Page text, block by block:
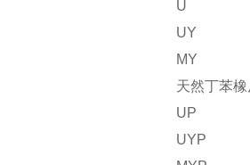
U
UY
MY
天然丁苯
UP
UYP